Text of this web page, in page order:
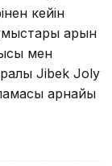
кейін
қарқын
мен
Jibek Joly
арнайы